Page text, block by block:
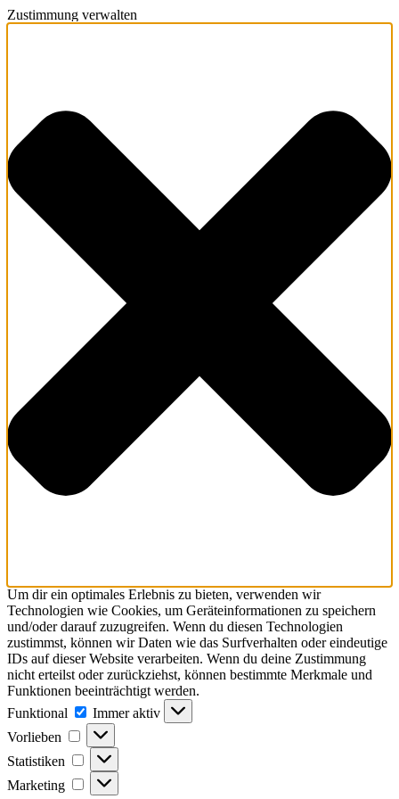
Zustimmung verwalten
Um dir ein optimales Erlebnis zu bieten, verwenden wir
Technologien wie Cookies, um Geräteinformationen zu speichern
und/oder darauf zuzugreifen. Wenn du diesen Technologien
zustimmst, können wir Daten wie das Surfverhalten oder eindeutige
IDs auf dieser Website verarbeiten. Wenn du deine Zustimmung
nicht erteilst oder zurückziehst, können bestimmte Merkmale und
Funktionen beeinträchtigt werden.
Funktional
Funktional
Immer aktiv
Vorlieben
Vorlieben
Statistiken Statistiken
Marketing Marketing